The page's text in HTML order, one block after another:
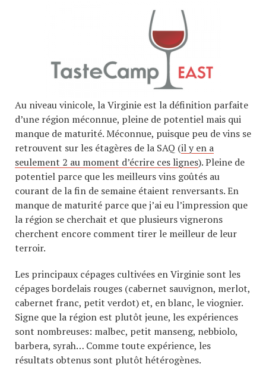
Au niveau vinicole, la Virginie est la définition parfaite
d’une région méconnue, pleine de potentiel mais qui
manque de maturité. Méconnue, puisque peu de vins se
retrouvent sur les étagères de la SAQ (il y en a
seulement 2 au moment d’écrire ces lignes). Pleine de
potentiel parce que les meilleurs vins goûtés au
courant de la fin de semaine étaient renversants. En
manque de maturité parce que j’ai eu l’impression que
la région se cherchait et que plusieurs vignerons
cherchent encore comment tirer le meilleur de leur
terroir.
Les principaux cépages cultivées en Virginie sont les
cépages bordelais rouges (cabernet sauvignon, merlot,
cabernet franc, petit verdot) et, en blanc, le viognier.
Signe que la région est plutôt jeune, les expériences
sont nombreuses: malbec, petit manseng, nebbiolo,
barbera, syrah… Comme toute expérience, les
résultats obtenus sont plutôt hétérogènes.